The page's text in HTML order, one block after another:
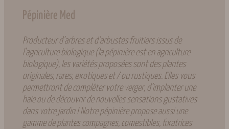
Pépinière Med
Producteur d’arbres et d’arbustes fruitiers issus de
l’agriculture biologique (la pépinière est en agriculture
biologique), les variétés proposées sont des plantes
originales, rares, exotiques et / ou rustiques. Elles vous
permettront de compléter votre verger, d’implanter une
haie ou de découvrir de nouvelles sensations gustatives
dans votre jardin ! Notre pépinière propose aussi une
gamme de plantes compagnes, comestibles, fixatrices